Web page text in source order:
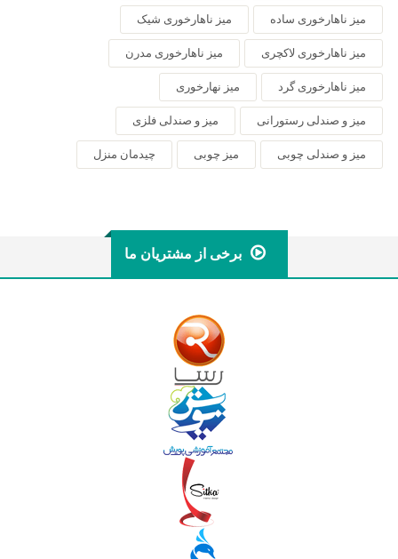
میز ناهارخوری ساده میز ناهارخوری شیک
میز ناهارخوری لاکچری میز ناهارخوری مدرن
میز ناهارخوری گرد میز نهارخوری
میز و صندلی رستورانی میز و صندلی فلزی
میز و صندلی چوبی میز چوبی چیدمان منزل
برخی از مشتریان ما